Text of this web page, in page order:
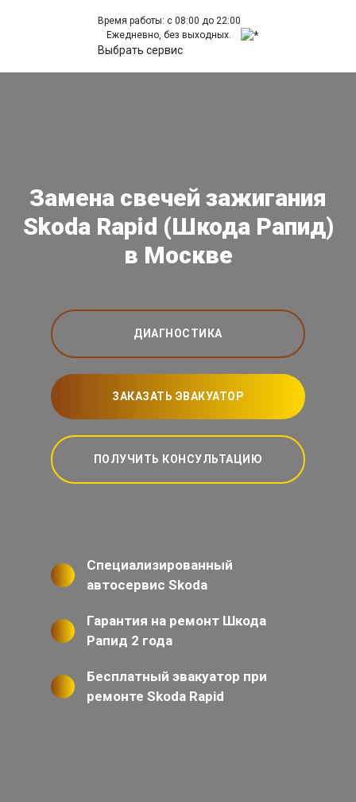
Время работы: с 08:00 до 22:00
Ежедневно, без выходных.
Выбрать сервис
Замена свечей зажигания
Skoda Rapid (Шкода Рапид)
в Москве
ДИАГНОСТИКА
ЗАКАЗАТЬ ЭВАКУАТОР
ПОЛУЧИТЬ КОНСУЛЬТАЦИЮ
Специализированный
автосервис Skoda
Гарантия на ремонт Шкода
Рапид 2 года
Бесплатный эвакуатор при
ремонте Skoda Rapid